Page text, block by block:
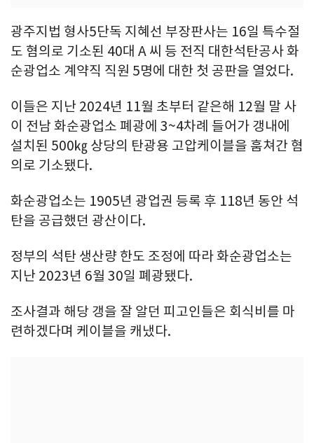
광주지법 형사5단독 지혜선 부장판사는 16일 특수절
도 혐의로 기소된 40대 A 씨 등 전직 대한석탄공사 화
순광업소 계약직 직원 5명에 대한 첫 공판을 열었다.
이들은 지난 2024년 11월 초부터 같은해 12월 말 사
이 전남 화순광업소 폐광에 3~4차례 들어가 갱내에
설치된 500㎏ 상당의 탄광용 고압케이블을 훔쳐간 혐
의로 기소됐다.
화순광업소는 1905년 광업권 등록 후 118년 동안 석
탄을 공급했던 광산이다.
정부의 석탄 생산량 한도 조정에 따라 화순광업소는
지난 2023년 6월 30일 폐광됐다.
조사결과 해당 갱을 잘 알던 피고인들은 회식비를 마
련하겠다며 케이블을 캐냈다.